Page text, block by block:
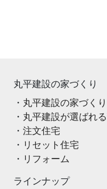
丸平建設の家づくり
丸平建設の家づく
丸平建設が選ばれ
注文住宅
リセット住宅
リフォーム
ラインナップ